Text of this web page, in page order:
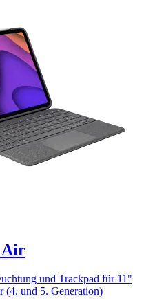
Air
und Trackpad für 11"
und 5. Generation)